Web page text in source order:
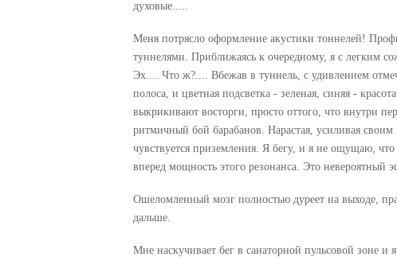
духовые.....
Меня потрясло оформление акустики тоннелей!
туннелями. Приближаясь к очередному, я с легким
Эх.... Что ж?.... Вбежав в туннель, с удивлением
полоса, и цветная подсветка - зеленая, синяя -
выкрикивают восторги, просто оттого, что внутри
ритмичный бой барабанов. Нарастая, усиливая
чувствуется приземления. Я бегу, и я не ощущаю,
вперед мощность этого резонанса. Это невероятный
Ошеломленный мозг полностью дуреет на выходе,
дальше.
Мне наскучивает бег в санаторной пульсовой зоне